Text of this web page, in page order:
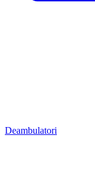
Deambulatori